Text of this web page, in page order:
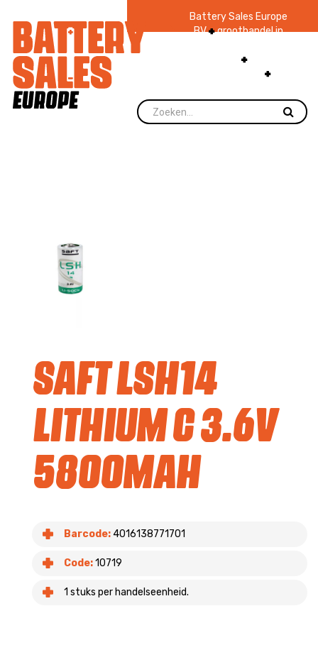
Battery Sales Europe
BV groothandel in
zaklampen Ruim 48
jaar ervaring
voorraad.
Saft LSH14
Lithium C 3.6v
5800mAh
Barcode:4016138771701
Code:10719
1 stuks per handelseenheid.